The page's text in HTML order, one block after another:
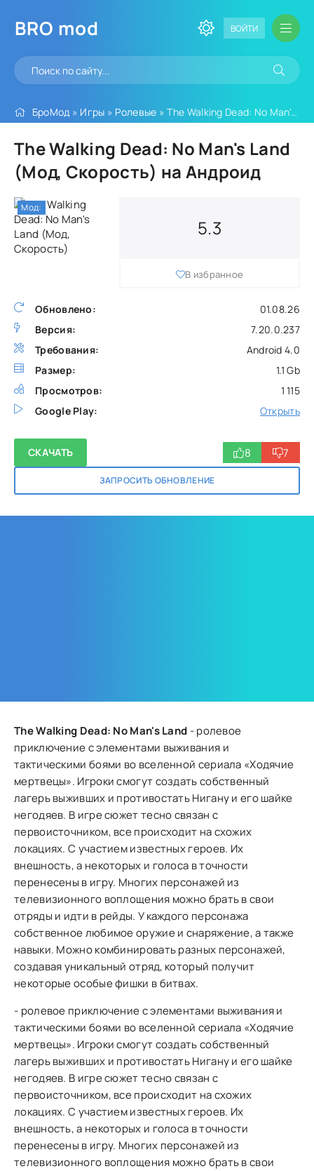
BRO mod ВОЙТИ
БроМод » Игры » Ролевые » The Walking Dead: No Man's Land (Мод, Скорость)
The Walking Dead: No Man's Land
(Мод, Скорость) на Андроид
Обновлено:
01.08.26
Версия:
7.20.0.237
Требования:
Android 4.0
Размер:
1.1 Gb
Просмотров:
1 115
Google Play:
Открыть
5.3
В избранное
СКАЧАТЬ
ЗАПРОСИТЬ ОБНОВЛЕНИЕ
8 7
Мод:
The Walking Dead: No Man's Land - ролевое
приключение с элементами выживания и
тактическими боями во вселенной сериала «Ходячие
мертвецы». Игроки смогут создать собственный
лагерь выживших и противостать Нигану и его шайке
негодяев. В игре сюжет тесно связан с
первоисточником, все происходит на схожих
локациях. С участием известных героев. Их
внешность, а некоторых и голоса в точности
перенесены в игру. Многих персонажей из
телевизионного воплощения можно брать в свои
отряды и идти в рейды. У каждого персонажа
собственное любимое оружие и снаряжение, а также
навыки. Можно комбинировать разных персонажей,
создавая уникальный отряд, который получит
некоторые особые фишки в битвах.
- ролевое приключение с элементами выживания и
тактическими боями во вселенной сериала «Ходячие
мертвецы». Игроки смогут создать собственный
лагерь выживших и противостать Нигану и его шайке
негодяев. В игре сюжет тесно связан с
первоисточником, все происходит на схожих
локациях. С участием известных героев. Их
внешность, а некоторых и голоса в точности
перенесены в игру. Многих персонажей из
телевизионного воплощения можно брать в свои